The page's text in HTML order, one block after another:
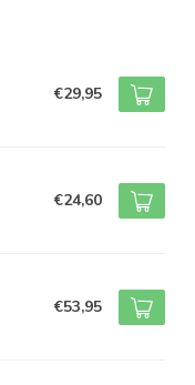
€29,95
€24,60
€53,95